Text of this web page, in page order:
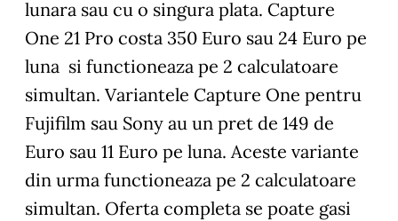
lunara sau cu o singura plata. Capture
One 21 Pro costa 350 Euro sau 24 Euro pe
luna si functioneaza pe 2 calculatoare
simultan. Variantele Capture One pentru
Fujifilm sau Sony au un pret de 149 de
Euro sau 11 Euro pe luna. Aceste variante
din urma functioneaza pe 2 calculatoare
simultan. Oferta completa se poate gasi